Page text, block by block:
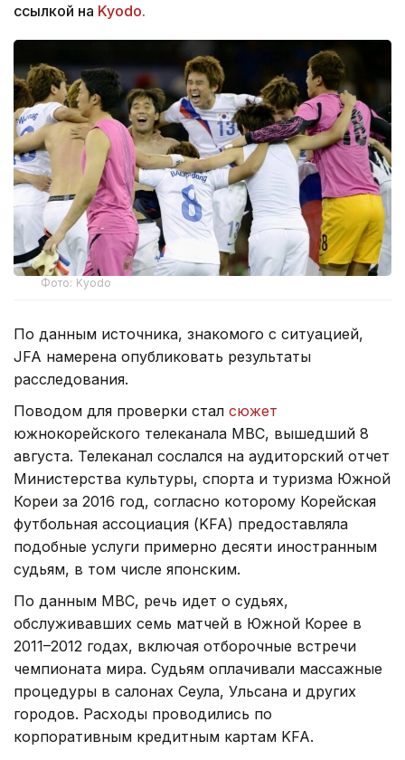
ссылкой на Kyodo.
Фото: Kyodo
По данным источника, знакомого с ситуацией,
JFA намерена опубликовать результаты
расследования.
Поводом для проверки стал сюжет
южнокорейского телеканала MBC, вышедший 8
августа. Телеканал сослался на аудиторский отчет
Министерства культуры, спорта и туризма Южной
Кореи за 2016 год, согласно которому Корейская
футбольная ассоциация (KFA) предоставляла
подобные услуги примерно десяти иностранным
судьям, в том числе японским.
По данным MBC, речь идет о судьях,
обслуживавших семь матчей в Южной Корее в
2011–2012 годах, включая отборочные встречи
чемпионата мира. Судьям оплачивали массажные
процедуры в салонах Сеула, Ульсана и других
городов. Расходы проводились по
корпоративным кредитным картам KFA.